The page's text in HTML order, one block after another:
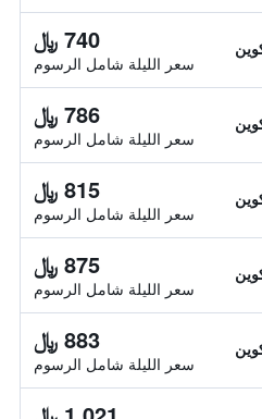
740 ﷼
سعر الليلة شامل الرسوم
786 ﷼
سعر الليلة شامل الرسوم
815 ﷼
سعر الليلة شامل الرسوم
875 ﷼
سعر الليلة شامل الرسوم
883 ﷼
سعر الليلة شامل الرسوم